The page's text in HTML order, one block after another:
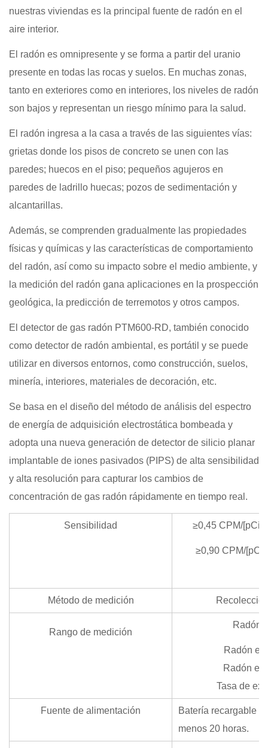
nuestras viviendas es la principal fuente de radón en el
aire interior.
El radón es omnipresente y se forma a partir del uranio
presente en todas las rocas y suelos. En muchas zonas,
tanto en exteriores como en interiores, los niveles de radón
son bajos y representan un riesgo mínimo para la salud.
El radón ingresa a la casa a través de las siguientes vías:
grietas donde los pisos de concreto se unen con las
paredes; huecos en el piso; pequeños agujeros en
paredes de ladrillo huecas; pozos de sedimentación y
alcantarillas.
Además, se comprenden gradualmente las propiedades
físicas y químicas y las características de comportamiento
del radón, así como su impacto sobre el medio ambiente, y
la medición del radón gana aplicaciones en la prospección
geológica, la predicción de terremotos y otros campos.
El detector de gas radón PTM600-RD, también conocido
como detector de radón ambiental, es portátil y se puede
utilizar en diversos entornos, como construcción, suelos,
minería, interiores, materiales de decoración, etc.
Se basa en el diseño del método de análisis del espectro
de energía de adquisición electrostática bombeada y
adopta una nueva generación de detector de silicio planar
implantable de iones pasivados (PIPS) de alta sensibilidad
y alta resolución para capturar los cambios de
concentración de gas radón rápidamente en tiempo real.
Sensibilidad ≥0,45 CPM/[pCi/
≥0,90 CPM/
Método de medición
Rango de medición
Radón
Radón en
Radón en
Tasa de
Fuente de alimentación
Batería recargable
menos 20 horas.